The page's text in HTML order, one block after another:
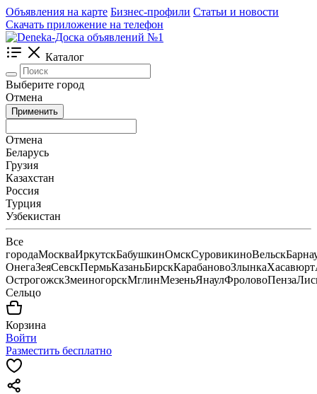
Объявления на карте Бизнес-профили Статьи и новости
Скачать приложение на телефон
Каталог
Выберите город
Отмена
Применить
Отмена
Беларусь
Грузия
Казахстан
Россия
Турция
Узбекистан
Все
городаМоскваИркутскБабушкинОмскСуровикиноВельск
ОнегаЗеяСевскПермьКазаньБирскКарабановоЗлынкаХасавюрт
ОстрогожскЗмеиногорскМглинМезеньЯнаулФроловоПенза
Сельцо
Корзина
Войти
Разместить бесплатно